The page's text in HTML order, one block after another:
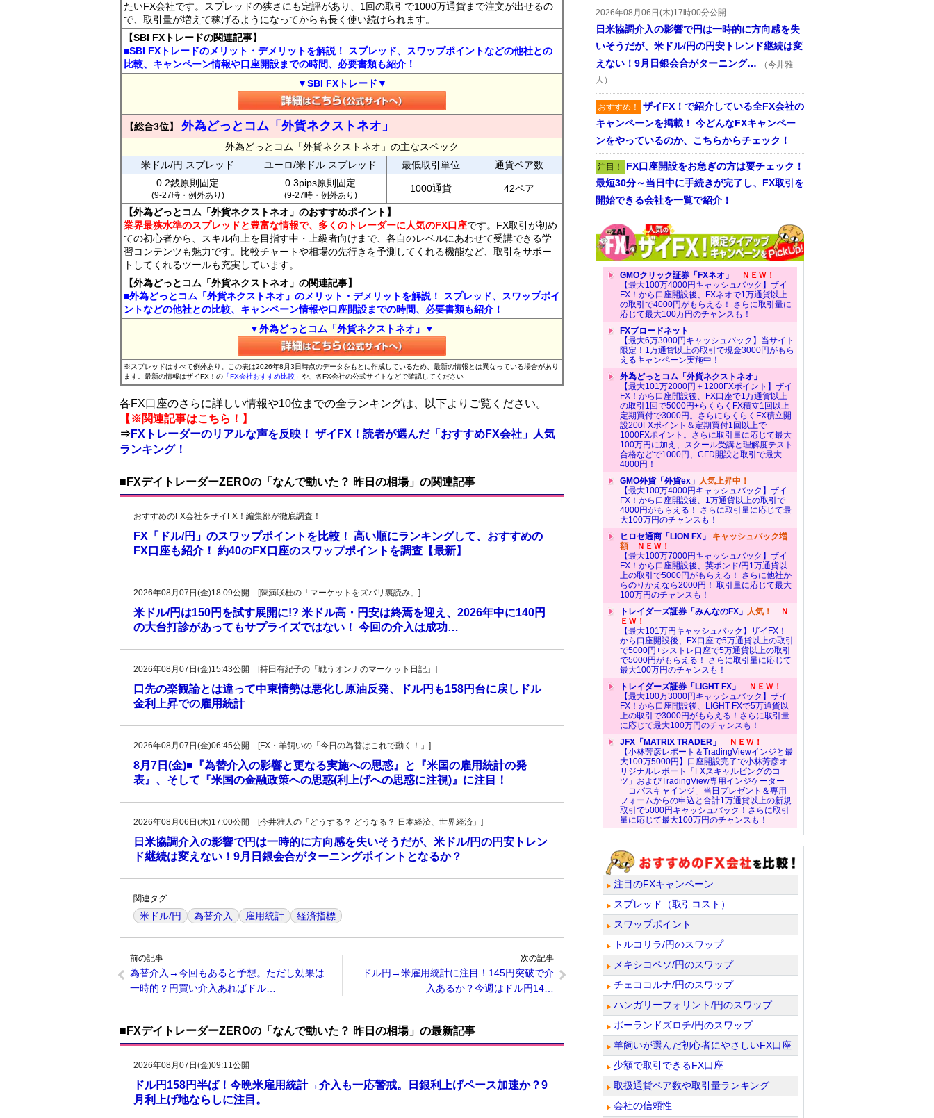
たいFX会社です。スプレッドの狭さにも定評があり、1回の取引で1000万通貨まで注文が出せるの
で、取引量が増えて稼げるようになってからも長く使い続けられます。
【SBI FXトレードの関連記事】
■SBI FXトレードのメリット・デメリットを解説！ スプレッド、スワップポイントなどの他社との
比較、キャンペーン情報や口座開設までの時間、必要書類も紹介！
▼SBI FXトレード▼
【総合3位】 外為どっとコム「外貨ネクストネオ」
外為どっとコム「外貨ネクストネオ」の主なスペック
米ドル/円 スプレッド
ユーロ/米ドル スプレッド 最低取引単位
通貨ペア数
0.2銭原則固定
(9-27時・例外あり)
0.3pips原則固定
(9-27時・例外あり)
1000通貨 42ペア
【外為どっとコム「外貨ネクストネオ」のおすすめポイント】
業界最狭水準のスプレッドと豊富な情報で、多くのトレーダーに人気のFX口座です。FX取引が初め
ての初心者から、スキル向上を目指す中・上級者向けまで、各自のレベルにあわせて受講できる学
習コンテンツも魅力です。比較チャートや相場の先行きを予測してくれる機能など、取引をサポー
トしてくれるツールも充実しています。
【外為どっとコム「外貨ネクストネオ」の関連記事】
■外為どっとコム「外貨ネクストネオ」のメリット・デメリットを解説！ スプレッド、スワップポイ
ントなどの他社との比較、キャンペーン情報や口座開設までの時間、必要書類も紹介！
▼外為どっとコム「外貨ネクストネオ」▼
※スプレッドはすべて例外あり。この表は2026年8月3日時点のデータをもとに作成しているため、最新の情報とは異なっている場合があり
ます。最新の情報はザイFX！の 「FX会社おすすめ比較」 や、各FX会社の公式サイトなどで確認してください
各FX口座のさらに詳しい情報や10位までの全ランキングは、以下よりご覧ください。
【※関連記事はこちら！】
⇒FXトレーダーのリアルな声を反映！ ザイFX！読者が選んだ「おすすめFX会社」人気
ランキング！
■FXデイトレーダーZEROの「なんで動いた？ 昨日の相場」の関連記事
おすすめのFX会社をザイFX！編集部が徹底調査！
FX「ドル/円」のスワップポイントを比較！ 高い順にランキングして、おすすめの
FX口座も紹介！ 約40のFX口座のスワップポイントを調査【最新】
2026年08月07日(金)18:09公開 [陳満咲杜の「マーケットをズバリ裏読み」]
米ドル/円は150円を試す展開に!? 米ドル高・円安は終焉を迎え、2026年中に140円
の大台打診があってもサプライズではない！ 今回の介入は成功…
2026年08月07日(金)15:43公開 [持田有紀子の「戦うオンナのマーケット日記」]
口先の楽観論とは違って中東情勢は悪化し原油反発、ドル円も158円台に戻しドル
金利上昇での雇用統計
2026年08月07日(金)06:45公開 [FX・羊飼いの「今日の為替はこれで動く！」]
8月7日(金)■『為替介入の影響と更なる実施への思惑』と『米国の雇用統計の発
表』、そして『米国の金融政策への思惑(利上げへの思惑に注視)』に注目！
2026年08月06日(木)17:00公開 [今井雅人の「どうする？ どうなる？ 日本経済、世界経済」]
日米協調介入の影響で円は一時的に方向感を失いそうだが、米ドル/円の円安トレン
ド継続は変えない！9月日銀会合がターニングポイントとなるか？
関連タグ
米ドル/円 為替介入 雇用統計 経済指標
前の記事
為替介入→今回もあると予想。ただし効果は
一時的？円買い介入あればドル…
次の記事
ドル円→米雇用統計に注目！145円突破で介
入あるか？今週はドル円14…
■FXデイトレーダーZEROの「なんで動いた？ 昨日の相場」の最新記事
2026年08月07日(金)09:11公開
ドル円158円半ば！今晩米雇用統計→介入も一応警戒。日銀利上げペース加速か？9
月利上げ地ならしに注目。
2026年08月06日(木)17時00分公開
日米協調介入の影響で円は一時的に方向感を失
いそうだが、米ドル/円の円安トレンド継続は変
えない！9月日銀会合がターニング…
（今井雅
人）
おすすめ！ ザイFX！で紹介している全FX会社の
キャンペーンを掲載！ 今どんなFXキャンペー
ンをやっているのか、こちらからチェック！
注目！ FX口座開設をお急ぎの方は要チェック！
最短30分～当日中に手続きが完了し、FX取引を
開始できる会社を一覧で紹介！
GMOクリック証券「FXネオ」
ＮＥＷ！
【最大100万4000円キャッシュバック】ザイ
FX！から口座開設後、FXネオで1万通貨以上
の取引で4000円がもらえる！ さらに取引量に
応じて最大100万円のチャンスも！
FXブロードネット
【最大6万3000円キャッシュバック】当サイト
限定！1万通貨以上の取引で現金3000円がもら
えるキャンペーン実施中！
外為どっとコム「外貨ネクストネオ」
【最大101万2000円＋1200FXポイント】ザイ
FX！から口座開設後、FX口座で1万通貨以上
の取引1回で5000円+らくらくFX積立1回以上
定期買付で3000円。さらにらくらくFX積立開
設200FXポイント＆定期買付1回以上で
1000FXポイント。さらに取引量に応じて最大
100万円に加え、スクール受講と理解度テスト
合格などで1000円、CFD開設と取引で最大
4000円！
GMO外貨「外貨ex」 人気上昇中！
【最大100万4000円キャッシュバック】ザイ
FX！から口座開設後、1万通貨以上の取引で
4000円がもらえる！ さらに取引量に応じて最
大100万円のチャンスも！
ヒロセ通商「LION FX」 キャッシュバック増
額ＮＥＷ！
【最大100万7000円キャッシュバック】ザイ
FX！から口座開設後、英ポンド/円1万通貨以
上の取引で5000円がもらえる！ さらに他社か
らのりかえなら2000円！ 取引量に応じて最大
100万円のチャンスも！
トレイダーズ証券「みんなのFX」 人気！
Ｎ
ＥＷ！
【最大101万円キャッシュバック】ザイFX！
から口座開設後、FX口座で5万通貨以上の取引
で5000円+シストレ口座で5万通貨以上の取引
で5000円がもらえる！ さらに取引量に応じて
最大100万円のチャンスも！
トレイダーズ証券「LIGHT FX」
ＮＥＷ！
【最大100万3000円キャッシュバック】ザイ
FX！から口座開設後、LIGHT FXで5万通貨以
上の取引で3000円がもらえる！さらに取引量
に応じて最大100万円のチャンスも！
JFX「MATRIX TRADER」
ＮＥＷ！
【小林芳彦レポート＆TradingViewインジと最
大100万5000円】口座開設完了で小林芳彦オ
リジナルレポート「FXスキャルピングのコ
ツ」およびTradingView専用インジケーター
「コバスキャインジ」当日プレゼント＆専用
フォームからの申込と合計1万通貨以上の新規
取引で5000円キャッシュバック！さらに取引
量に応じて最大100万円のチャンスも！
注目のFXキャンペーン
スプレッド（取引コスト）
スワップポイント
トルコリラ/円のスワップ
メキシコペソ/円のスワップ
チェココルナ/円のスワップ
ハンガリーフォリント/円のスワップ
ポーランドズロチ/円のスワップ
羊飼いが選んだ初心者にやさしいFX口座
少額で取引できるFX口座
取扱通貨ペア数や取引量ランキング
会社の信頼性